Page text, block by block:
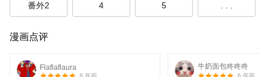
番外2 4 5
漫画点评
Flaflaflaura
6 年前
牛奶面包咚咚咚
6 年前